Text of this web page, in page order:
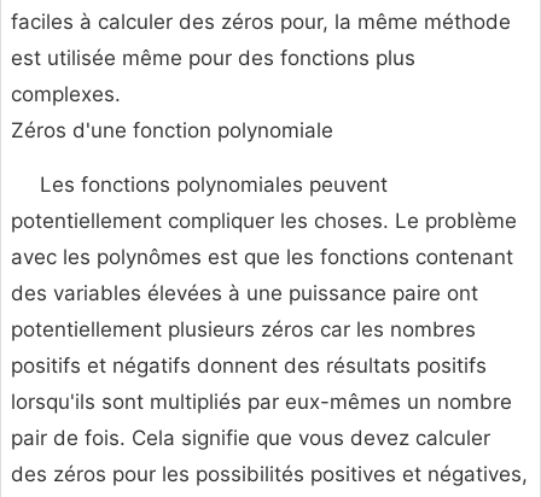
faciles à calculer des zéros pour, la même méthode
est utilisée même pour des fonctions plus
complexes.
Zéros d'une fonction polynomiale
Les fonctions polynomiales peuvent
potentiellement compliquer les choses. Le problème
avec les polynômes est que les fonctions contenant
des variables élevées à une puissance paire ont
potentiellement plusieurs zéros car les nombres
positifs et négatifs donnent des résultats positifs
lorsqu'ils sont multipliés par eux-mêmes un nombre
pair de fois. Cela signifie que vous devez calculer
des zéros pour les possibilités positives et négatives,